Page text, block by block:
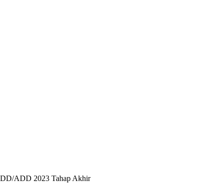
DD/ADD 2023 Tahap Akhir